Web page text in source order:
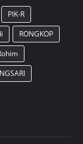
PIK-R
RONGKOP